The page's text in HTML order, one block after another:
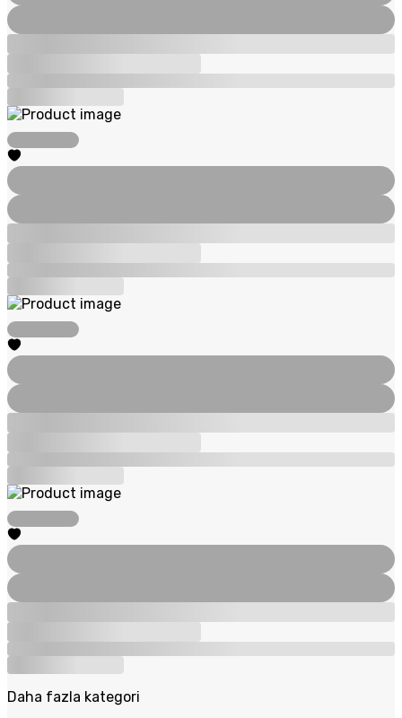
Daha fazla kategori